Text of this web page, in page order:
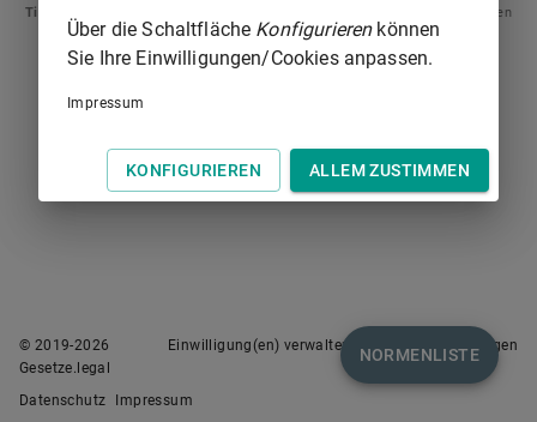
Tipp
: Swipen Sie auf dem Bildschirm links oder rechts zur Navigation zwischen
Normen.
NORMENLISTE
© 2019-2026
Gesetze.legal
Einwilligung(en) verwalten Nutzungsbedingungen
Datenschutz Impressum
Über die Schaltfläche Konfigurierenkönnen
Sie Ihre Einwilligungen/Cookies anpassen.
Impressum
KONFIGURIEREN ALLEM ZUSTIMMEN